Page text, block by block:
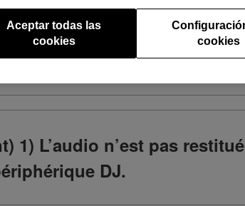
Lyric
1) L’audio n’est pas
DJ.
cookies
Aceptar todas las
cookies